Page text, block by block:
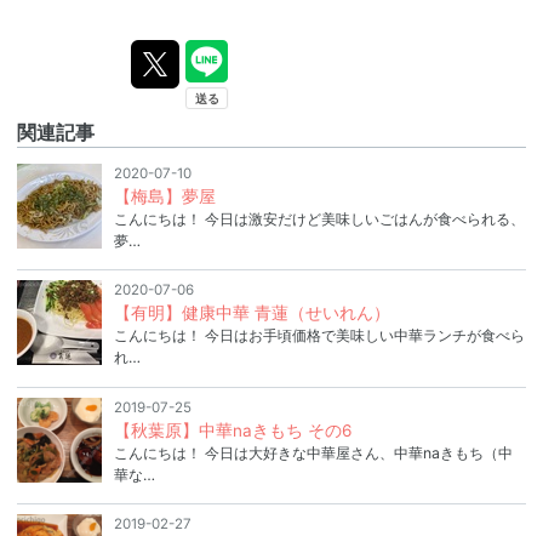
関連記事
2020-07-10
【梅島】夢屋
こんにちは！ 今日は激安だけど美味しいごはんが食べられる、
夢…
2020-07-06
【有明】健康中華 青蓮（せいれん）
こんにちは！ 今日はお手頃価格で美味しい中華ランチが食べら
れ…
2019-07-25
【秋葉原】中華naきもち その6
こんにちは！ 今日は大好きな中華屋さん、中華naきもち（中
華な…
2019-02-27